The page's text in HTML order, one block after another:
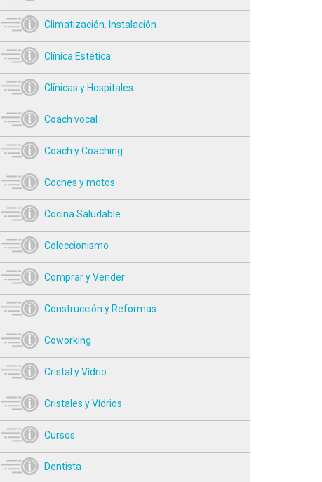
Climatización. Instalación
Clínica Estética
Clínicas y Hospitales
Coach vocal
Coach y Coaching
Coches y motos
Cocina Saludable
Coleccionismo
Comprar y Vender
Construcción y Reformas
Coworking
Cristal y Vídrio
Cristales y Vídrios
Cursos
Dentista